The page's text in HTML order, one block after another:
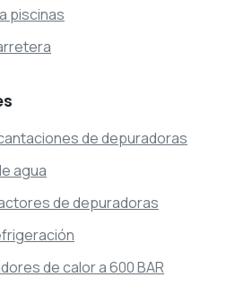
piscinas
de depuradoras
agua
de depuradoras
de calor a 600 BAR